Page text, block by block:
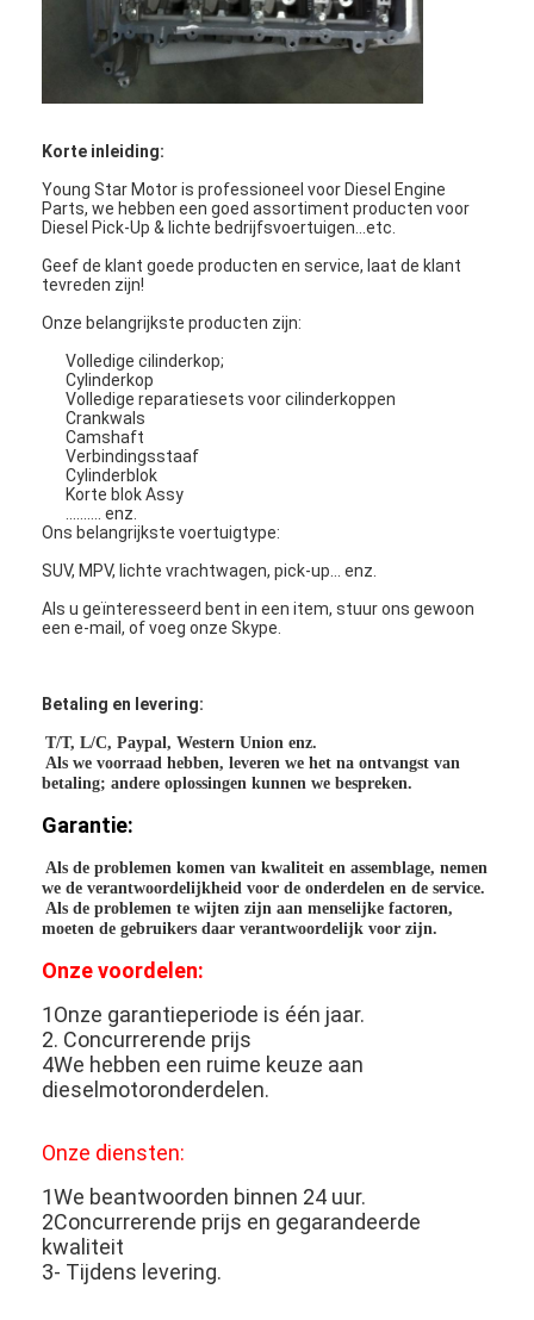
Thuis
Producten
Video's
Fabriekstocht
Neem contact met ons op
Chat Nu
het blok van de motorcilinder
VOLLEDIGE CILINDERKOP
MotorCilinderkop
motortrapas
Motornokkenas
Motortuimelaar
Motor van een autokleppen
Korte inleiding:
Young Star Motor is professioneel voor Diesel Engine
Parts, we hebben een goed assortiment producten voor
Diesel Pick-Up & lichte bedrijfsvoertuigen...etc.
Geef de klant goede producten en service, laat de klant
tevreden zijn!
Onze belangrijkste producten zijn:
Volledige cilinderkop;
Cylinderkop
Volledige reparatiesets voor cilinderkoppen
Crankwals
Camshaft
Verbindingsstaaf
Cylinderblok
Korte blok Assy
.......... enz.
Ons belangrijkste voertuigtype:
SUV, MPV, lichte vrachtwagen, pick-up... enz.
Als u geïnteresseerd bent in een item, stuur ons gewoon
een e-mail, of voeg onze Skype.
Betaling en levering:
T/T, L/C, Paypal, Western Union enz.
Als we voorraad hebben, leveren we het na ontvangst van
betaling; andere oplossingen kunnen we bespreken.
Garantie:
Als de problemen komen van kwaliteit en assemblage, nemen
we de verantwoordelijkheid voor de onderdelen en de service.
Als de problemen te wijten zijn aan menselijke factoren,
moeten de gebruikers daar verantwoordelijk voor zijn.
Onze voordelen:
1Onze garantieperiode is één jaar.
2. Concurrerende prijs
4We hebben een ruime keuze aan
dieselmotoronderdelen.
Onze diensten:
1We beantwoorden binnen 24 uur.
2Concurrerende prijs en gegarandeerde
kwaliteit
3- Tijdens levering.